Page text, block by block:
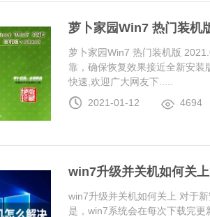
萝卜家园Win7 热门装机
萝卜家园Win7 热门装机版
靠，确保恢复效果接近全新安
快速,欢迎广大网友下.....
2021-01-12
4694
win7升级并关机如何关上
win7升级并关机如何关上 对于
是，win7系统会在每次下载完